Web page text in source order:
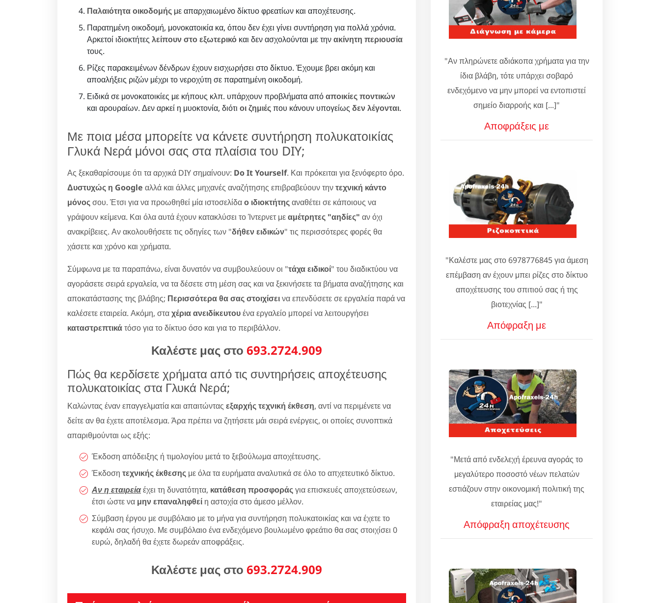
Παλαιότητα οικοδομής με απαρχαιωμένο δίκτυο φρεατίων και αποχέτευσης.
Παρατημένη οικοδομή, μονοκατοικία κα, όπου δεν έχει γίνει συντήρηση για πολλά χρόνια.
Αρκετοί ιδιοκτήτες λείπουν στο εξωτερικό και δεν ασχολούνται με τηνακίνητη περιουσία
τους.
Ρίζες παρακειμένων δένδρων έχουν εισχωρήσει στο δίκτυο. Έχουμε βρει ακόμη και
αποαλήξεις ριζών μέχρι το νεροχύτη σε παρατημένη οικοδομή.
Ειδικά σε μονοκατοικίες με κήπους κλπ. υπάρχουν προβλήματα απόαποικίες ποντικών
και αρουραίων. Δεν αρκεί η μυοκτονία, διότι οι ζημιέςπου κάνουν υπογείως δεν λέγονται.
Με ποια μέσα μπορείτε να κάνετε συντήρηση πολυκατοικίας
Γλυκά Νερά μόνοι σας στα πλαίσια του DIY;
Ας ξεκαθαρίσουμε ότι τα αρχικά DIY σημαίνουν: Do It Yourself. Και πρόκειται για ξενόφερτο όρο.
Δυστυχώς η Google αλλά και άλλες μηχανές αναζήτησης επιβραβεύουν τηντεχνική κάντο
μόνοςσου. Έτσι για να προωθηθεί μία ιστοσελίδαο ιδιοκτήτηςαναθέτει σε κάποιους να
γράψουν κείμενα. Και όλα αυτά έχουν κατακλύσει το Ίντερνετ μεαμέτρητες "αηδίες" αν όχι
ανακρίβειες. Αν ακολουθήσετε τις οδηγίες των "δήθεν ειδικών" τις περισσότερες φορές θα
χάσετε και χρόνο και χρήματα.
Σύμφωνα με τα παραπάνω, είναι δυνατόν να συμβουλεύουν οι "τάχα ειδικοί" του διαδικτύου να
αγοράσετε σειρά εργαλεία, να τα δέσετε στη μέση σας και να ξεκινήσετε τα βήματα αναζήτησης και
αποκατάστασης της βλάβης; Περισσότερα θα σας στοιχίσεινα επενδύσετε σε εργαλεία παρά να
καλέσετε εταιρεία. Ακόμη, σταχέρια ανειδίκευτουένα εργαλείο μπορεί να λειτουργήσει
καταστρεπτικάτόσο για το δίκτυο όσο και για το περιβάλλον.
Καλέστε μας στο 693.2724.909
Πώς θα κερδίσετε χρήματα από τις συντηρήσεις αποχέτευσης
πολυκατοικίας στα Γλυκά Νερά;
Καλώντας έναν επαγγελματία και απαιτώντας εξαρχής τεχνική έκθεση, αντί να περιμένετε να
δείτε αν θα έχετε αποτέλεσμα. Άρα πρέπει να ζητήσετε μάι σειρά ενέργεις, οι οποίες συνοπτικά
απαριθμούνται ως εξής:
Έκδοση απόδειξης ή τιμολογίου μετά το ξεβούλωμα αποχέτευσης.
Έκδοση τεχνικής έκθεσης με όλα τα ευρήματα αναλυτικά σε όλο το απχετευτικό δίκτυο.
Αν η εταιρείαέχει τη δυνατότητα, κατάθεση προσφοράςγια επισκευές αποχετεύσεων,
έτσι ώστε να μην επαναληφθεί η αστοχία στο άμεσο μέλλον.
Σύμβαση έργου με συμβόλαιο με το μήνα για συντήρηση πολυκατοικίας και να έχετε το
κεφάλι σας ήσυχο. Με συμβόλαιο ένα ενδεχόμενο βουλωμένο φρεάτιο θα σας στοιχίσει 0
ευρώ, δηλαδή θα έχετε δωρεάν αποφράξεις.
Καλέστε μας στο 693.2724.909
"Αν πληρώνετε αδιάκοπα χρήματα για την
ίδια βλάβη, τότε υπάρχει σοβαρό
ενδεχόμενο να μην μπορεί να εντοπιστεί
σημείο διαρροής και [...]"
Αποφράξεις με
"Καλέστε μας στο 6978776845 για άμεση
επέμβαση αν έχουν μπει ρίζες στο δίκτυο
αποχέτευσης του σπιτιού σας ή της
βιοτεχνίας [...]"
Απόφραξη με
"Μετά από ενδελεχή έρευνα αγοράς το
μεγαλύτερο ποσοστό νέων πελατών
εστιάζουν στην οικονομική πολιτική της
εταιρείας μας!"
Απόφραξη αποχέτευσης